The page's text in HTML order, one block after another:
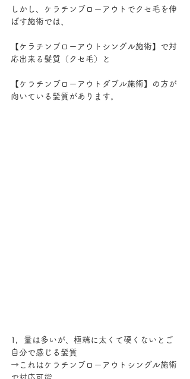
しかし、ケラチンブローアウトでクセ毛を伸
ばす施術では、
【ケラチンブローアウトシングル施術】で対
応出来る髪質（クセ毛）と
【ケラチンブローアウトダブル施術】の方が
向いている髪質があります。
1，量は多いが、極端に太くて硬くないとご
自分で感じる髪質
→これはケラチンブローアウトシングル施術
で対応可能